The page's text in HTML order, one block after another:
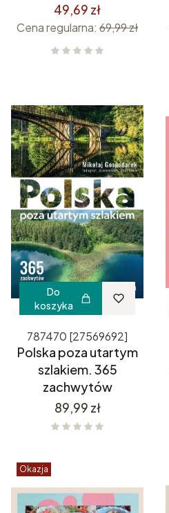
49,69 zł
Cena regularna: 69,99 zł
Do
koszyka
787470 [27569692]
Polska poza utartym
szlakiem. 365
zachwytów
Cena
89,99 zł
Okazja